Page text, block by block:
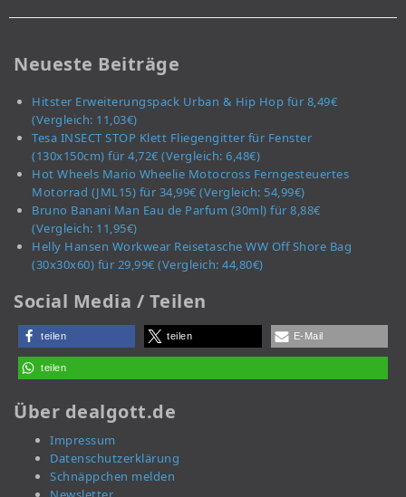
Neueste Beiträge
Hitster Erweiterungspack Urban & Hip Hop für 8,49€
(Vergleich: 11,03€)
Tesa INSECT STOP Klett Fliegengitter für Fenster
(130x150cm) für 4,72€ (Vergleich: 6,48€)
Hot Wheels Mario Wheelie Motocross Ferngesteuertes
Motorrad (JML15) für 34,99€ (Vergleich: 54,99€)
Bruno Banani Man Eau de Parfum (30ml) für 8,88€
(Vergleich: 11,95€)
Helly Hansen Workwear Reisetasche WW Off Shore Bag
(30x30x60) für 29,99€ (Vergleich: 44,80€)
Social Media / Teilen
teilen teilen E-Mail
teilen
Über dealgott.de
Impressum
Datenschutzerklärung
Schnäppchen melden